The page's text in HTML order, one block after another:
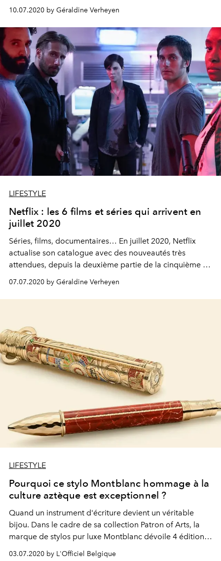
"la mode n’est qu’un éternel recommencement", prend
tout son sens. Zoom sur 6 films caniculaires qui invitent
au voyage sous le soleil en plus d’être doté d’une garde-
robe à tomber.
10.07.2020 by Géraldine Verheyen
LIFESTYLE
Netflix : les 6 films et séries qui arrivent en
juillet 2020
Séries, films, documentaires… En juillet 2020, Netflix
actualise son catalogue avec des nouveautés très
attendues, depuis la deuxième partie de la cinquième et
dernière saison des "Demoiselles du Téléphone", jusqu’à
"The Old Guard", le nouveau film avec Charlize Theron
et Matthias Schoenaerts, en passant par l’excellent
1er juillet sur la plateforme.
07.07.2020 by Géraldine Verheyen
LIFESTYLE
Pourquoi ce stylo Montblanc hommage à la
culture aztèque est exceptionnel ?
Quand un instrument d'écriture devient un véritable
bijou. Dans le cadre de sa collection Patron of Arts, la
marque de stylos pur luxe Montblanc dévoile 4 éditions
limitées célébrant la vie et l'influence de Moctezuma I,
03.07.2020 by L'Officiel Belgique